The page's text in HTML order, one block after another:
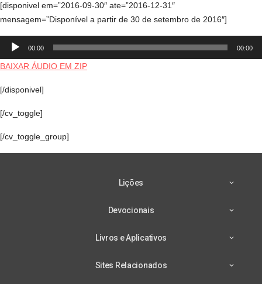
[disponivel em=”2016-09-30″ ate=”2016-12-31″
mensagem=”Disponível a partir de 30 de setembro de 2016″]
Tocador
áudio
00:00 00:00
BAIXAR ÁUDIO EM ZIP
[/disponivel]
[/cv_toggle]
[/cv_toggle_group]
Lições
Devocionais
Livros e Aplicativos
Sites Relacionados